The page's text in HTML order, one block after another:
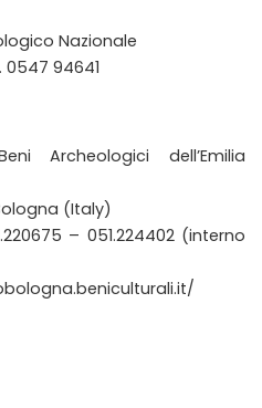
Nazionale
0547 94641
Archeologici dell’Emilia
(Italy)
– 051.224402 (interno